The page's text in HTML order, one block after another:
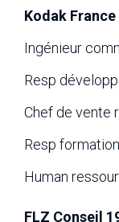
Kodak
Ingénieur
Resp
Chef de vente
Resp
Human
FLZ Conseil